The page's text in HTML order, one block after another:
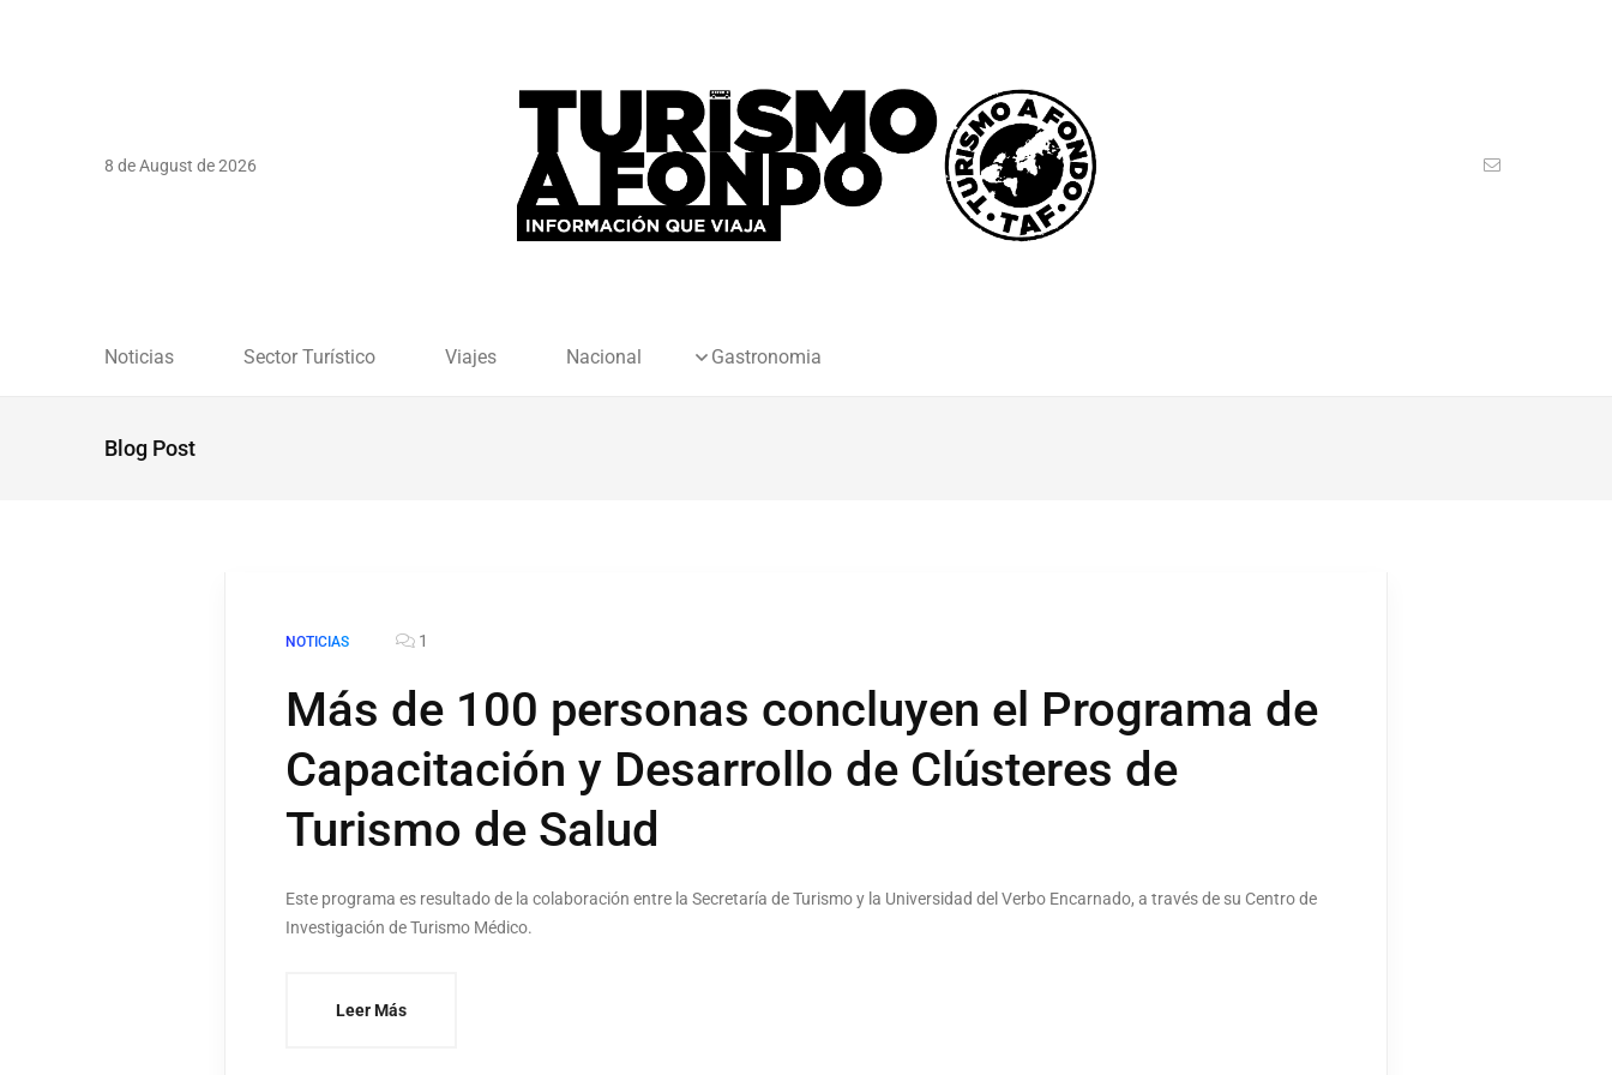
8 de August de 2026
Noticias Sector Turístico Viajes Nacional Gastronomia
Blog Post
NOTICIAS 1
Más de 100 personas concluyen el Programa de
Capacitación y Desarrollo de Clústeres de
Turismo de Salud
Este programa es resultado de la colaboración entre la Secretaría de Turismo y la Universidad del Verbo Encarnado, a través de su Centro de
Investigación de Turismo Médico.
Leer Más